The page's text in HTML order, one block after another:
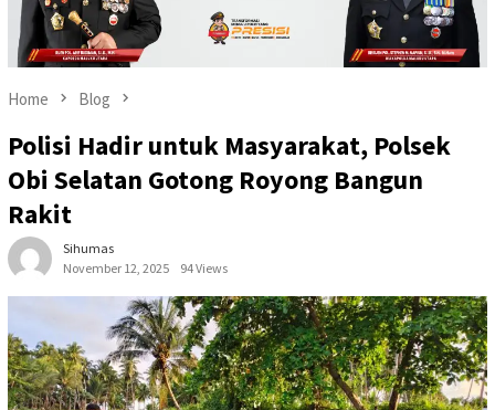
Home Blog
Polisi Hadir untuk Masyarakat, Polsek
Obi Selatan Gotong Royong Bangun
Rakit
Sihumas
November 12, 2025
94 Views